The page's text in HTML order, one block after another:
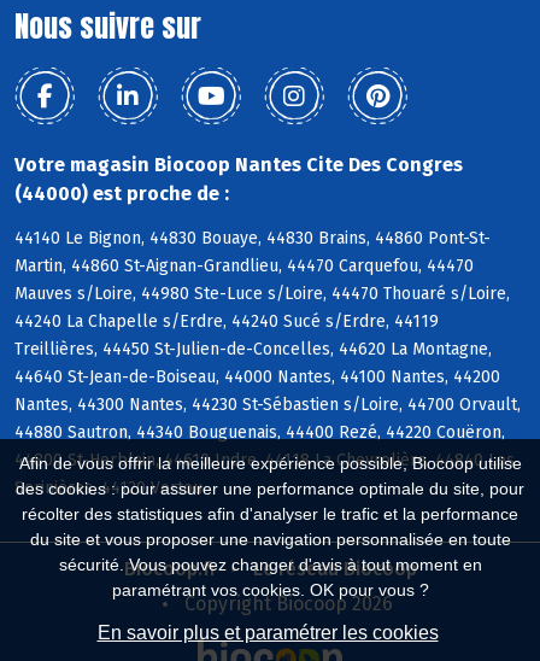
Afin de vous offrir la meilleure expérience possible, Biocoop utilise
des cookies : pour assurer une performance optimale du site, pour
récolter des statistiques afin d'analyser le trafic et la performance
du site et vous proposer une navigation personnalisée en toute
sécurité. Vous pouvez changer d'avis à tout moment en
paramétrant vos cookies. OK pour vous ?
En savoir plus et paramétrer les cookies
Nous suivre sur
Votre magasin Biocoop Nantes Cite Des Congres
(44000) est proche de :
44140 Le Bignon, 44830 Bouaye, 44830 Brains, 44860 Pont-St-
Martin, 44860 St-Aignan-Grandlieu, 44470 Carquefou, 44470
Mauves s/Loire, 44980 Ste-Luce s/Loire, 44470 Thouaré s/Loire,
44240 La Chapelle s/Erdre, 44240 Sucé s/Erdre, 44119
Treillières, 44450 St-Julien-de-Concelles, 44620 La Montagne,
44640 St-Jean-de-Boiseau, 44000 Nantes, 44100 Nantes, 44200
Nantes, 44300 Nantes, 44230 St-Sébastien s/Loire, 44700 Orvault,
44880 Sautron, 44340 Bouguenais, 44400 Rezé, 44220 Couëron,
44800 St-Herblain, 44610 Indre, 44118 La Chevrolière, 44840 Les
Sorinières, 44120 Vertou
Biocoop.fr
Le réseau Biocoop
Copyright Biocoop 2026